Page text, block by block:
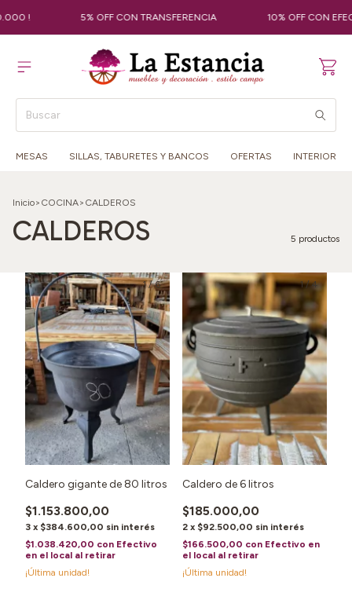
! 5% OFF CON TRANSFERENCIA 10% OFF CON
MESAS SILLAS, TABURETES Y BANCOS OFERTAS INTERIOR
Inicio> COCINA> CALDEROS
CALDEROS 5 productos
1/6
Caldero gigante de 80 litros
$1.153.800,00
3 x $384.600,00 sin interés
$1.038.420,00 con Efectivo
en el local al retirar
¡Última unidad!
1/4
Caldero de 6 litros
$185.000,00
2 x $92.500,00 sin interés
$166.500,00 con Efectivo en
el local al retirar
¡Última unidad!